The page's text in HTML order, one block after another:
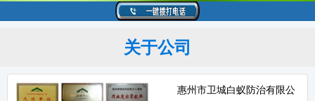
关于公司
惠州市卫城白蚁防治有限公